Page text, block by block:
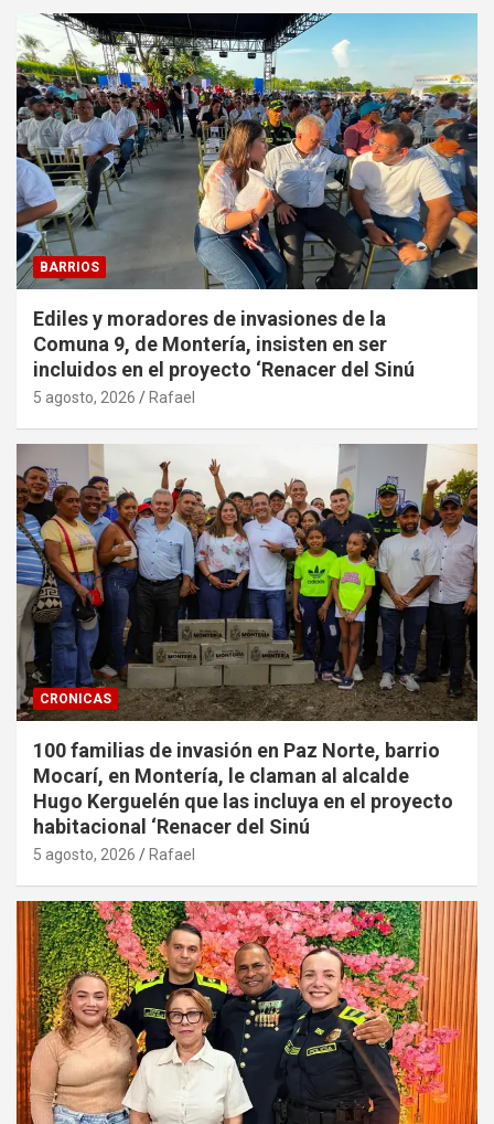
BARRIOS
Ediles y moradores de invasiones de la
Comuna 9, de Montería, insisten en ser
incluidos en el proyecto ‘Renacer del Sinú
5 agosto, 2026 Rafael
CRONICAS
100 familias de invasión en Paz Norte, barrio
Mocarí, en Montería, le claman al alcalde
Hugo Kerguelén que las incluya en el proyecto
habitacional ‘Renacer del Sinú
5 agosto, 2026 Rafael